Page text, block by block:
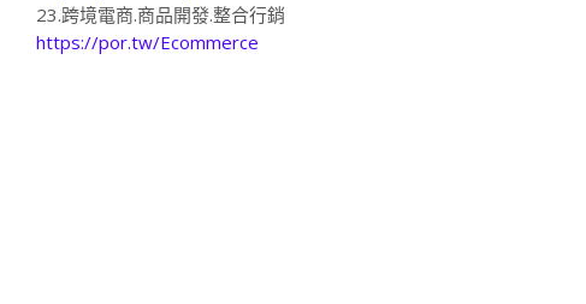
23.跨境電商.商品開發.整合行銷
https://por.tw/Ecommerce